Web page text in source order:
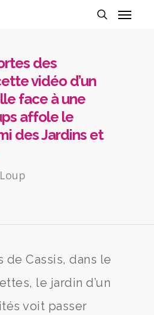
des
vidéo d’un
face à une
affole le
des Jardins et
Loup
de Cassis, dans le
le jardin d’un
voit passer